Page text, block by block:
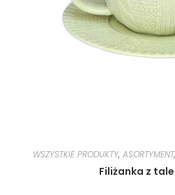
WSZYSTKIE PRODUKTY, ASORTYMENT,
Filiżanka z